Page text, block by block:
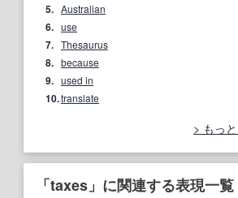
5. Australian
6. use
7. Thesaurus
8. because
9. used in
10.translate
もっ
「taxes」に関連する表現一覧